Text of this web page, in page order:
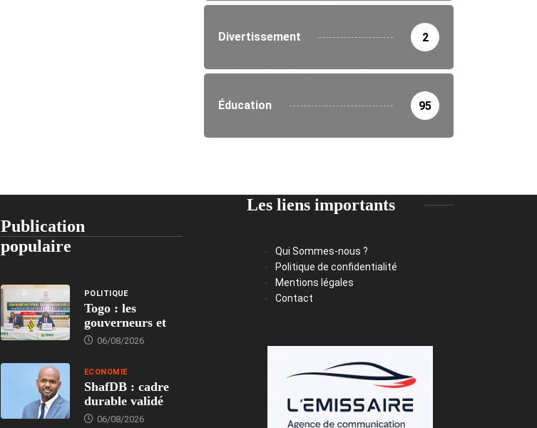
Divertissement 2
Éducation 95
Publication
populaire
POLITIQUE
Togo : les
gouverneurs et
06/08/2026
ECONOMIE
ShafDB : cadre
durable validé
06/08/2026
Les liens importants
Qui Sommes-nous ?
Politique de confidentialité
Mentions légales
Contact